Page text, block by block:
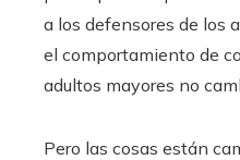
a los defensores de los
el comportamiento de
adultos mayores no
Pero las cosas están